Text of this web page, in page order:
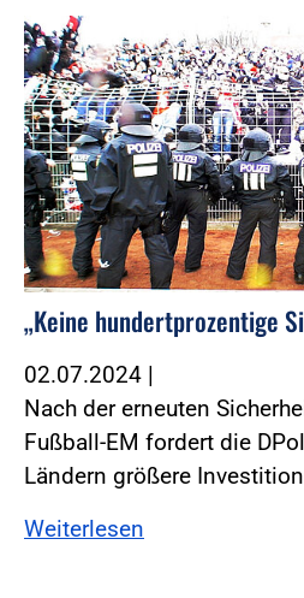
„Keine hundertprozentige
02.07.2024 |
Nach der erneuten
Fußball-EM fordert die
Ländern größere
Weiterlesen